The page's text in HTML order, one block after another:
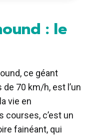
: le
ce géant
70 km/h, est l’un
vie en
courses, c’est un
fainéant, qui